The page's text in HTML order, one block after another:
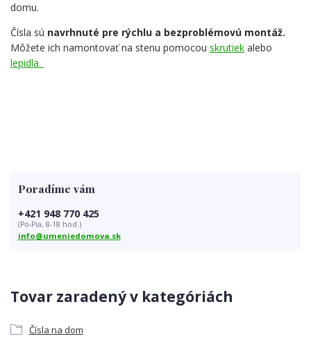
domu.
Čísla sú navrhnuté pre rýchlu a bezproblémovú montáž.
Môžete ich namontovať na stenu pomocou skrutiek alebo
lepidla.
Tovar zaradený v kategóriách
Čísla na dom
Poradíme vám
+421 948 770 425
(Po-Pia, 8-18 hod.)
info@umeniedomova.sk